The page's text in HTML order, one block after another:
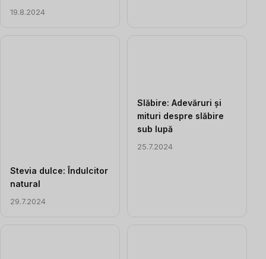
19.8.2024
Stevia dulce: Îndulcitor
natural
29.7.2024
Slăbire: Adevăruri și
mituri despre slăbire
sub lupă
25.7.2024